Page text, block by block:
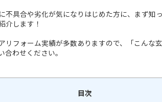
不具合や劣化が気になりはじめた方に、まず知
介します！
リフォーム実績が多数ありますので、「こんな
わせください。
目次